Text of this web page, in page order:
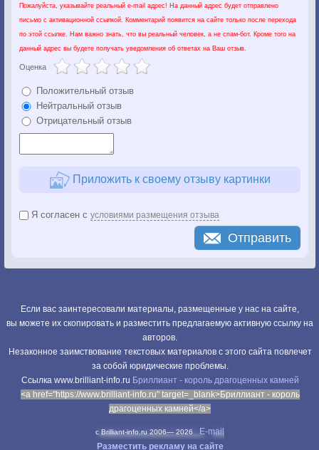
Пожалуйста, указывайте реальный e-mail адрес! На данный адрес будет отправлено
письмо с активационной ссылкой. Комментарий появится на сайте только после перехода
по этой ссылке. Нам важно знать, что вы реальный человек, а не спам-бот. Кроме того на
данный адрес вы будете получать уведомления об ответах на Ваш отзыв.
Оценка
Положительный отзыв
Нейтральный отзыв
Отрицательный отзыв
Приложить к своему отзыву картинки
Я согласен с условиями размещения отзыва
Отправить
Если вас заинтересовали материалы, размещенные у нас на сайте,
вы можете их скопировать и разместить предлагаемую активную ссылку на
авторов.
Незаконное заимствование текстовых материалов с этого сайта повлечет
за собой юридические проблемы.
Cсылка www.brilliant-info.ru Бриллиант - король драгоценных камней
<a href="https://www.brilliant-info.ru" target=_blank>Бриллиант - король
драгоценных камней</a>
c Brilliant-info.ru 2006— 2026
E-mail
Разместить рекламу на сайте